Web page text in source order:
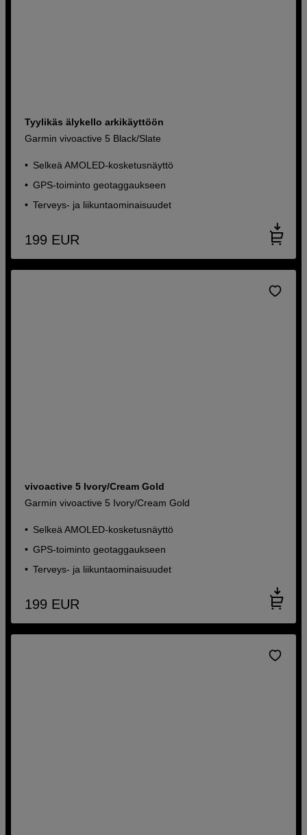
Tyylikäs älykello arkikäyttöön
Garmin vivoactive 5 Black/Slate
Selkeä AMOLED-kosketusnäyttö
GPS-toiminto geotaggaukseen
Terveys- ja liikuntaominaisuudet
199 EUR
vivoactive 5 Ivory/Cream Gold
Garmin vivoactive 5 Ivory/Cream Gold
Selkeä AMOLED-kosketusnäyttö
GPS-toiminto geotaggaukseen
Terveys- ja liikuntaominaisuudet
199 EUR